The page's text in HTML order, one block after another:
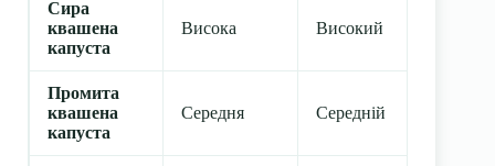
Сира
квашена
капуста
Висока Високий
Промита
квашена
капуста
Середня Середній